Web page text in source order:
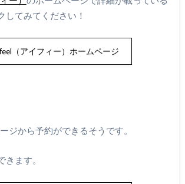
してみてください！
（アイフィー）ホームページ
ジから予約ができるそうです。
きます。